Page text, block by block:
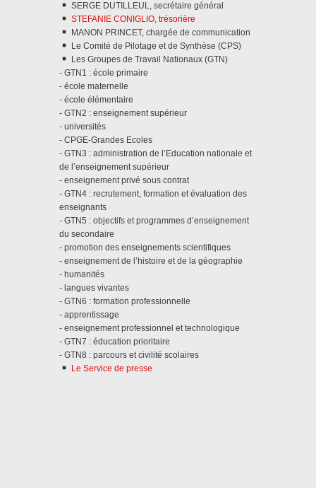
SERGE DUTILLEUL, secrétaire général
STEFANIE CONIGLIO, trésorière
MANON PRINCET, chargée de communication
Le Comité de Pilotage et de Synthèse (CPS)
Les Groupes de Travail Nationaux (GTN)
- GTN1 : école primaire
- école maternelle
- école élémentaire
- GTN2 : enseignement supérieur
- universités
- CPGE-Grandes Ecoles
- GTN3 : administration de l’Education nationale et
de l’enseignement supérieur
- enseignement privé sous contrat
- GTN4 : recrutement, formation et évaluation des
enseignants
- GTN5 : objectifs et programmes d’enseignement
du secondaire
- promotion des enseignements scientifiques
- enseignement de l’histoire et de la géographie
- humanités
- langues vivantes
- GTN6 : formation professionnelle
- apprentissage
- enseignement professionnel et technologique
- GTN7 : éducation prioritaire
- GTN8 : parcours et civilité scolaires
Le Service de presse